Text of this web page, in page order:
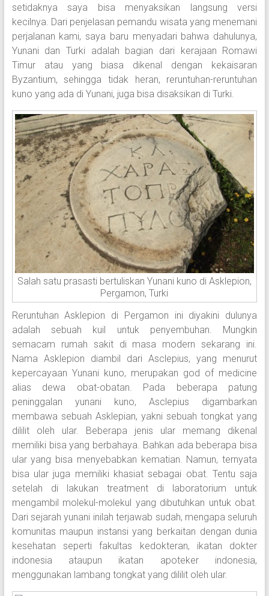
setidaknya saya bisa menyaksikan langsung versi
kecilnya. Dari penjelasan pemandu wisata yang menemani
perjalanan kami, saya baru menyadari bahwa dahulunya,
Yunani dan Turki adalah bagian dari kerajaan Romawi
Timur atau yang biasa dikenal dengan kekaisaran
Byzantium, sehingga tidak heran, reruntuhan-reruntuhan
kuno yang ada di Yunani, juga bisa disaksikan di Turki.
Salah satu prasasti bertuliskan Yunani kuno di Asklepion,
Pergamon, Turki
Reruntuhan Asklepion di Pergamon ini diyakini dulunya
adalah sebuah kuil untuk penyembuhan. Mungkin
semacam rumah sakit di masa modern sekarang ini.
Nama Asklepion diambil dari Asclepius, yang menurut
kepercayaan Yunani kuno, merupakan god of medicine
alias dewa obat-obatan. Pada beberapa patung
peninggalan yunani kuno, Asclepius digambarkan
membawa sebuah Asklepian, yakni sebuah tongkat yang
dililit oleh ular. Beberapa jenis ular memang dikenal
memiliki bisa yang berbahaya. Bahkan ada beberapa bisa
ular yang bisa menyebabkan kematian. Namun, ternyata
bisa ular juga memiliki khasiat sebagai obat. Tentu saja
setelah di lakukan treatment di laboratorium untuk
mengambil molekul-molekul yang dibutuhkan untuk obat.
Dari sejarah yunani inilah terjawab sudah, mengapa seluruh
komunitas maupun instansi yang berkaitan dengan dunia
kesehatan seperti fakultas kedokteran, ikatan dokter
indonesia ataupun ikatan apoteker indonesia,
menggunakan lambang tongkat yang dililit oleh ular.